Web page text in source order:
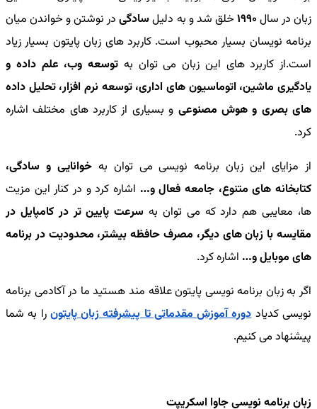
زبان در سال1990 خلق شد و به دلیل سادگی در نوشتن و خواندن میان
برنامه نویسان بسیار محبوب است. کاربرد های زبان پایتون بسیار زیاد
است.از کاربرد های این زبان می توان به توسعه وب، علم داده و
یادگیری ماشین، اتوماسیون های اداری، توسعه نرم افزار، تحلیل داده
های بصری و هوش مصنوعی و بسیاری از کاربرد های مختلف اشاره
کرد.
از مزایای این زبان برنامه نویسی می توان بهخوانایی و سادگی،
کتابخانه های متنوع، جامعه فعال و… اشاره کرد و در کنار این مزیت
ها، معایبی هم دارد که می توان به سرعت پایین تر در کامپایل در
مقایسه با زبان های دیگر، مصرف حافظه بیشتر، محدودیت در برنامه
های موبایل و… اشاره کرد.
اگر به زبان برنامه نویسی پایتون علاقه مند هستید ما در آکادمی برنامه
نویسی کدیاددوره آموزش مقدماتی تا پیشرفته زبان پایتون را به شما
پیشنهاد می کنیم.
زبان برنامه نویسی جاوا اسکریپت